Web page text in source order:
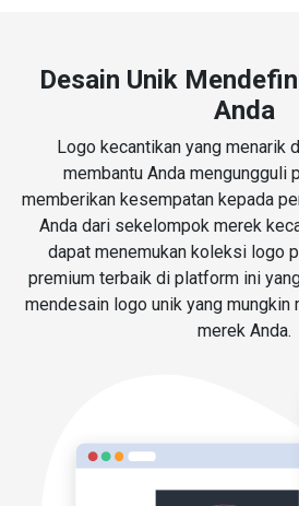
Desain Unik
Anda
Logo kecantikan yang menarik
membantu Anda mengungguli
memberikan kesempatan kepada
Anda dari sekelompok merek
dapat menemukan koleksi logo
premium terbaik di platform ini
mendesain logo unik yang mungkin
merek Anda.